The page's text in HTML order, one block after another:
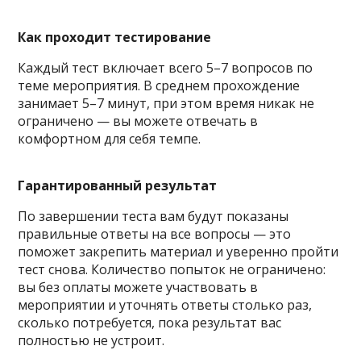
Как проходит тестирование
Каждый тест включает всего 5–7 вопросов по
теме мероприятия. В среднем прохождение
занимает 5–7 минут, при этом время никак не
ограничено — вы можете отвечать в
комфортном для себя темпе.
Гарантированный результат
По завершении теста вам будут показаны
правильные ответы на все вопросы — это
поможет закрепить материал и уверенно пройти
тест снова. Количество попыток не ограничено:
вы без оплаты можете участвовать в
мероприятии и уточнять ответы столько раз,
сколько потребуется, пока результат вас
полностью не устроит.